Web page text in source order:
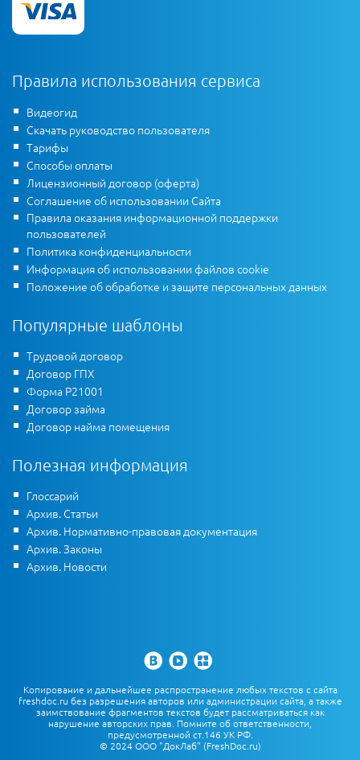
Правила использования сервиса
Видеогид
Скачать руководство пользователя
Тарифы
Способы оплаты
Лицензионный договор (оферта)
Соглашение об использовании Сайта
Правила оказания информационной поддержки
пользователей
Политика конфиденциальности
Информация об использовании файлов cookie
Положение об обработке и защите персональных данных
Популярные шаблоны
Трудовой договор
Договор ГПХ
Форма Р21001
Договор займа
Договор найма помещения
Полезная информация
Глоссарий
Архив. Статьи
Архив. Нормативно-правовая документация
Архив. Законы
Архив. Новости
Копирование и дальнейшее распространение любых текстов с сайта
freshdoc.ru без разрешения авторов или администрации сайта, а также
заимствование фрагментов текстов будет рассматриваться как
нарушение авторских прав. Помните об ответственности,
предусмотренной ст.146 УК РФ.
© 2024 ООО "ДокЛаб" (FreshDoc.ru)